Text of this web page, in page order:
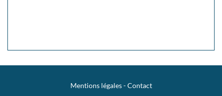
Mentions légales-Contact